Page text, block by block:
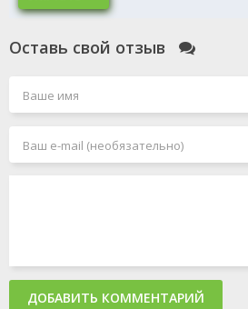
Оставь свой отзыв
ДОБАВИТЬ КОММЕНТАРИЙ